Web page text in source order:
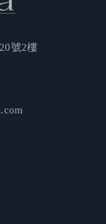
號2樓